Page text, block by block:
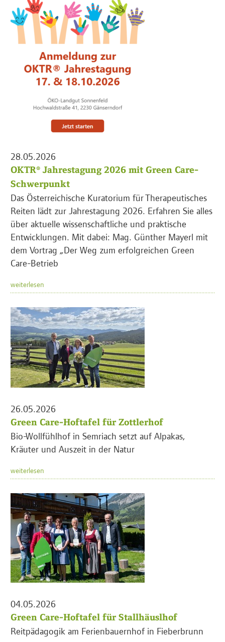
28.05.2026
OKTR® Jahrestagung 2026 mit Green Care-
Schwerpunkt
Das Österreichische Kuratorium für Therapeutisches
Reiten lädt zur Jahrestagung 2026. Erfahren Sie alles
über aktuelle wissenschaftliche und praktische
Entwicklungen. Mit dabei: Mag. Günther Mayerl mit
dem Vortrag „Der Weg zum erfolgreichen Green
Care-Betrieb
weiterlesen
26.05.2026
Green Care-Hoftafel für Zottlerhof
Bio-Wollfühlhof in Semriach setzt auf Alpakas,
Kräuter und Auszeit in der Natur
weiterlesen
04.05.2026
Green Care-Hoftafel für Stallhäuslhof
Reitpädagogik am Ferienbauernhof in Fieberbrunn